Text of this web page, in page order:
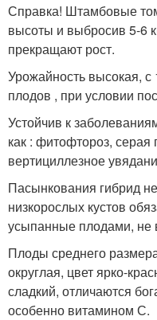
Справка! Штамбовые
высоты и выбросив 5-6
прекращают рост.
Урожайность высокая, с
плодов , при условии
Устойчив к
как : фитофтороз, серая
вертициллезное
Пасынкования гибрид
низкорослых кустов
усыпанные плодами, не
Плоды среднего
округлая, цвет ярко-
сладкий, отличаются
особенно витамином С.